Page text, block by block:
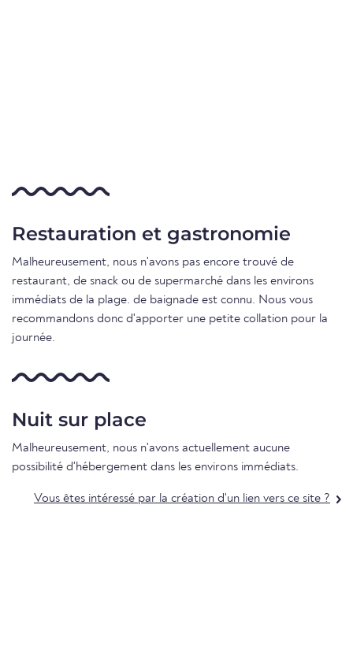
Restauration et gastronomie
Malheureusement, nous n'avons pas encore trouvé de
restaurant, de snack ou de supermarché dans les environs
immédiats de la plage. de baignade est connu. Nous vous
recommandons donc d'apporter une petite collation pour la
journée.
Nuit sur place
Malheureusement, nous n'avons actuellement aucune
possibilité d'hébergement dans les environs immédiats.
Vous êtes intéressé par la création d'un lien vers ce site ?